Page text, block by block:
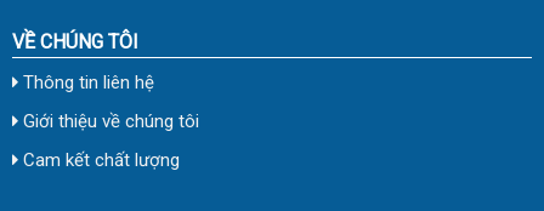
VỀ CHÚNG TÔI
Thông tin liên hệ
Giới thiệu về chúng tôi
Cam kết chất lượng